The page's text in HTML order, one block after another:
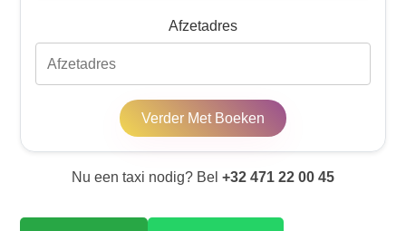
Afzetadres
Verder Met Boeken
Nu een taxi nodig? Bel +32 471 22 00 45